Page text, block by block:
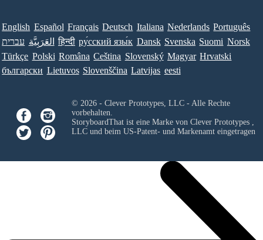
English Español Français Deutsch Italiana Nederlands Português
עברית العَرَبِيَّة हिन्दी ру́сский язы́к Dansk Svenska Suomi Norsk
Türkçe Polski Româna Ceština Slovenský Magyar Hrvatski
български Lietuvos Slovenščina Latvijas eesti
© 2026 - Clever Prototypes, LLC - Alle Rechte
vorbehalten.
StoryboardThat ist eine Marke von Clever Prototypes ,
LLCund beim US-Patent- und Markenamt eingetragen